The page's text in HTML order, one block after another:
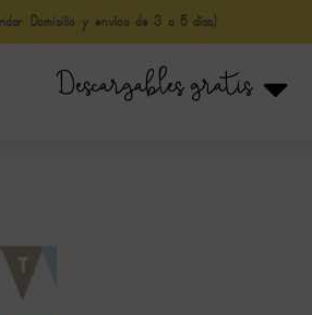
Domicilio y envíos de 3 a 5 días)
Descargables gratis